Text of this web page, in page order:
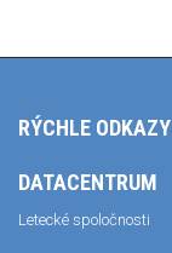
RÝCHLE ODKAZY
DATACENTRUM
Letecké spoločnosti